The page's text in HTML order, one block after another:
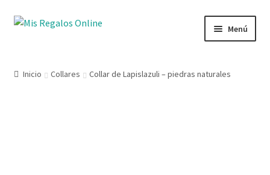
Menú
Inicio Collares Collar de Lapislazuli – piedras naturales